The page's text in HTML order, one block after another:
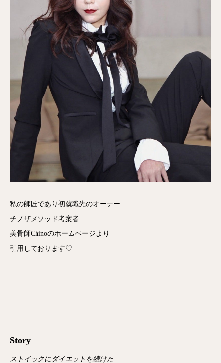
私の師匠であり初就職先のオーナー
チノザメソッド考案者
美骨師Chinoのホームページより
引用しております♡
Story
ストイックにダイエットを続けた